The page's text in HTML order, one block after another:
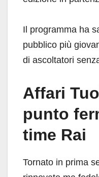
Il programma ha
pubblico più
di ascoltatori
Affari
punto
time Rai
Tornato in prima